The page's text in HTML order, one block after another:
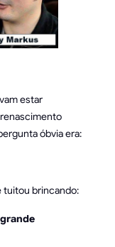
estar
óbvia era:
tuitou brincando: